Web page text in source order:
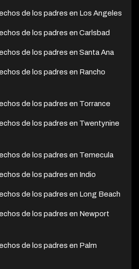
de los padres en Los Angeles
de los padres en Carlsbad
de los padres en Santa Ana
de los padres en Rancho
de los padres en Torrance
de los padres en Twentynine
de los padres en Temecula
de los padres en Indio
de los padres en Long Beach
de los padres en Newport
de los padres en Palm